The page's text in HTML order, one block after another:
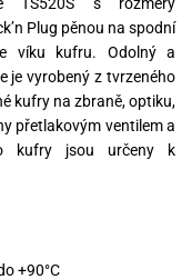
Plug pěnou na spodní
víku kufru. Odolný a
je vyrobený z tvrzeného
kufry na zbraně, optiku,
přetlakovým ventilem a
kufry jsou určeny k
+90°C